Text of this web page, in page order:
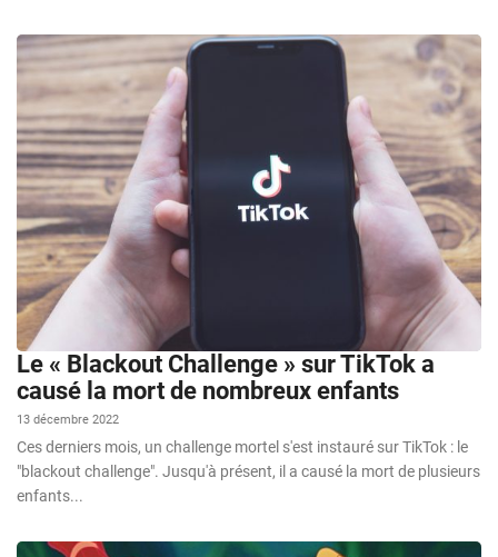
Le « Blackout Challenge » sur TikTok a
causé la mort de nombreux enfants
13 décembre 2022
Ces derniers mois, un challenge mortel s'est instauré sur TikTok : le
"blackout challenge". Jusqu'à présent, il a causé la mort de plusieurs
enfants...